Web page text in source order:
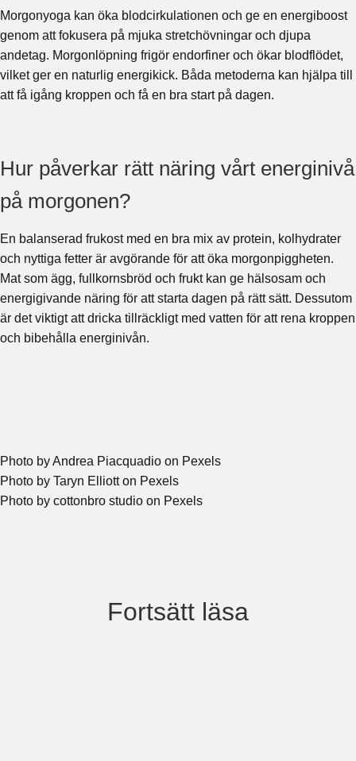
Morgonyoga kan öka blodcirkulationen och ge en energiboost
genom att fokusera på mjuka stretchövningar och djupa
andetag. Morgonlöpning frigör endorfiner och ökar blodflödet,
vilket ger en naturlig energikick. Båda metoderna kan hjälpa till
att få igång kroppen och få en bra start på dagen.
Hur påverkar rätt näring vårt energinivå
på morgonen?
En balanserad frukost med en bra mix av protein, kolhydrater
och nyttiga fetter är avgörande för att öka morgonpiggheten.
Mat som ägg, fullkornsbröd och frukt kan ge hälsosam och
energigivande näring för att starta dagen på rätt sätt. Dessutom
är det viktigt att dricka tillräckligt med vatten för att rena kroppen
och bibehålla energinivån.
Photo by Andrea Piacquadio on Pexels
Photo by Taryn Elliott on Pexels
Photo by cottonbro studio on Pexels
Fortsätt läsa